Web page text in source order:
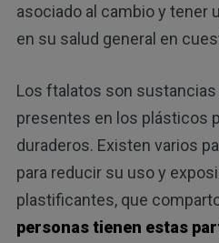
asociado al cambio y tener
en su salud general en
Los ftalatos son
presentes en los plásticos
duraderos. Existen varios
para reducir su uso y
plastificantes, que
personas tienen estas